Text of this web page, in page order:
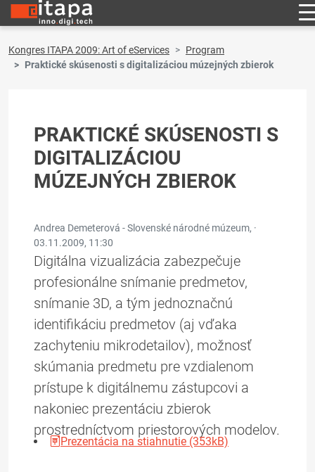
Kongres ITAPA 2009: Art of eServices
Program
Praktické skúsenosti s digitalizáciou múzejných zbierok
PRAKTICKÉ SKÚSENOSTI S
DIGITALIZÁCIOU
MÚZEJNÝCH ZBIEROK
Andrea Demeterová - Slovenské národné múzeum, ·
03.11.2009, 11:30
Digitálna vizualizácia zabezpečuje
profesionálne snímanie predmetov,
snímanie 3D, a tým jednoznačnú
identifikáciu predmetov (aj vďaka
zachyteniu mikrodetailov), možnosť
skúmania predmetu pre vzdialenom
prístupe k digitálnemu zástupcovi a
nakoniec prezentáciu zbierok
prostredníctvom priestorových modelov.
Prezentácia na stiahnutie (353kB)